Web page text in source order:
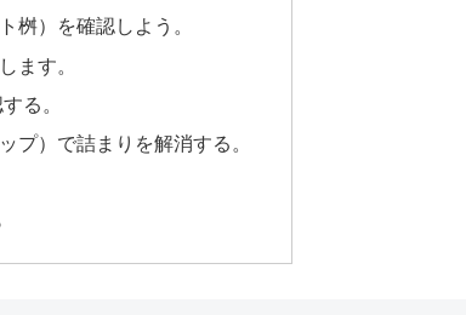
桝）を確認しよう。
ます。
る。
プ）で詰まりを解消する。